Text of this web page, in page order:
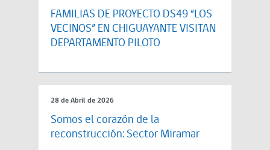
FAMILIAS DE PROYECTO DS49 “LOS
VECINOS” EN CHIGUAYANTE VISITAN
DEPARTAMENTO PILOTO
28 de Abril de 2026
Somos el corazón de la
reconstrucción: Sector Miramar